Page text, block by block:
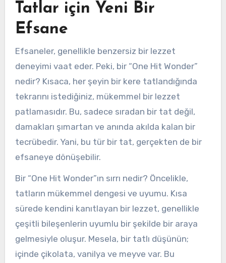
Tatlar için Yeni Bir
Efsane
Efsaneler, genellikle benzersiz bir lezzet
deneyimi vaat eder. Peki, bir “One Hit Wonder”
nedir? Kısaca, her şeyin bir kere tatlandığında
tekrarını istediğiniz, mükemmel bir lezzet
patlamasıdır. Bu, sadece sıradan bir tat değil,
damakları şımartan ve anında akılda kalan bir
tecrübedir. Yani, bu tür bir tat, gerçekten de bir
efsaneye dönüşebilir.
Bir “One Hit Wonder”ın sırrı nedir? Öncelikle,
tatların mükemmel dengesi ve uyumu. Kısa
sürede kendini kanıtlayan bir lezzet, genellikle
çeşitli bileşenlerin uyumlu bir şekilde bir araya
gelmesiyle oluşur. Mesela, bir tatlı düşünün;
içinde çikolata, vanilya ve meyve var. Bu